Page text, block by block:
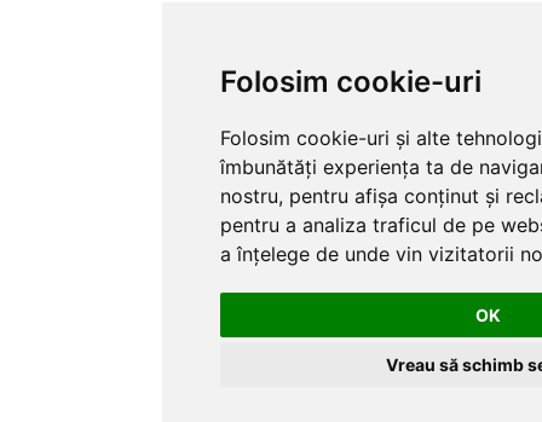
Folosim cookie-uri
Folosim cookie-uri și alte
îmbunătăți experiența ta de
nostru, pentru afișa conținut și
pentru a analiza traficul de pe
a înțelege de unde vin vizitatorii
OK
Vreau să schimb